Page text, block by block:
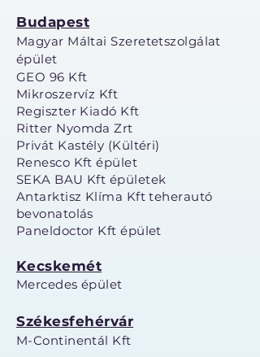
Budapest
Magyar Máltai Szeretetszolgálat
épület
GEO 96 Kft
Mikroszervíz Kft
Regiszter Kiadó Kft
Ritter Nyomda Zrt
Privát Kastély (Kültéri)
Renesco Kft épület
SEKA BAU Kft épületek
Antarktisz Klíma Kft teherautó
bevonatolás
Paneldoctor Kft épület
Kecskemét
Mercedes épület
Székesfehérvár
M-Continentál Kft